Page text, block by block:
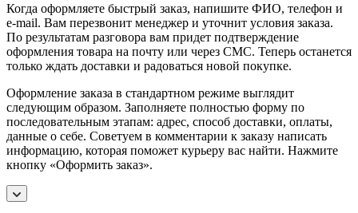
Когда оформляете быстрый заказ, напишите ФИО, телефон и
e-mail. Вам перезвонит менеджер и уточнит условия заказа.
По результатам разговора вам придет подтверждение
оформления товара на почту или через СМС. Теперь останется
только ждать доставки и радоваться новой покупке.
Оформление заказа в стандартном режиме выглядит
следующим образом. Заполняете полностью форму по
последовательным этапам: адрес, способ доставки, оплаты,
данные о себе. Советуем в комментарии к заказу написать
информацию, которая поможет курьеру вас найти. Нажмите
кнопку «Оформить заказ».